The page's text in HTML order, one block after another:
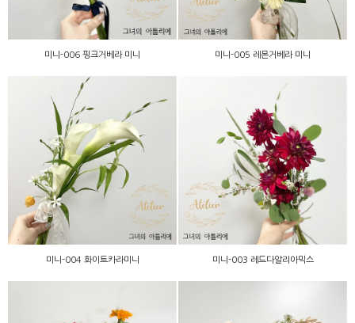
미니-006 핑크거베라 미니 미니-005 레몬거베라 미니
미니-004 화이트카라미니
미니-004 화이트카라미니
미니-003 레드다알리아믹
스
미니-003 레드다알리아믹스